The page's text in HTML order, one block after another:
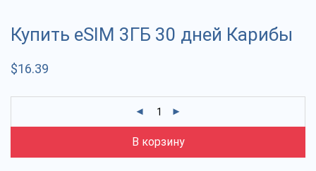
Купить eSIM 3ГБ 30 дней Карибы
$16.39
В корзину